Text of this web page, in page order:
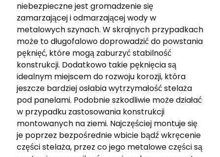
niebezpieczne jest gromadzenie się
zamarzającej i odmarzającej wody w
metalowych szynach. W skrajnych przypadkach
może to długofalowo doprowadzić do powstania
pęknięć, które mogą zaburzyć stabilność
konstrukcji. Dodatkowo takie pęknięcia są
idealnym miejscem do rozwoju korozji, która
jeszcze bardziej osłabia wytrzymałość stelaża
pod panelami. Podobnie szkodliwie może działać
w przypadku zastosowania konstrukcji
montowanych na ziemi. Najczęściej montuje się
je poprzez bezpośrednie wbicie bądź wkręcenie
części stelaża, przez co jego metalowe części są